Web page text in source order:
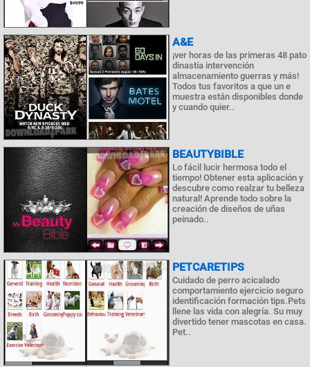
A&E
¡ver horas de las primeras 48 pato
dinastía intervención
almacenamiento guerras y más!
Todos tus favoritos a que un e
muestra están disponibles donde
y cuando quier..
BEAUTYBIBLE
Lo fácil lucir hermosa todo el
tiempo! Obtener esta aplicación y
descubre como realzar tu belleza
natural! Aprende todo sobre la
creación de diseños de uñas
peinado..
PETCARETIPS
Cuidado de perro acicalado
comportamiento ejercicio seguro
identificación formación tips.Pets
llene las vida con alegría. Su muy
divertido tener mascotas en casa.
Pet..